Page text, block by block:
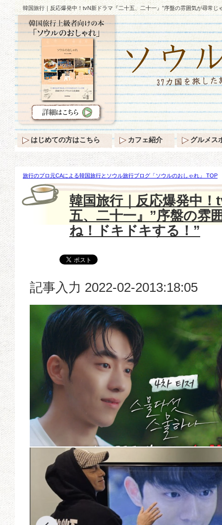
韓国旅行｜反応爆発中！tvN新ドラマ『二十五、二十一』”序盤の雰囲気が尋常じ
旅行のプロ元CAによる韓国旅行とソウル旅行ブログ「ソウルのおしゃれ」 TOP
応爆発中！tvN新ドラマ『二十五、二十一』”序盤の雰囲気が尋常じゃないね！ド
韓国旅行｜反応爆発中
五、二十一』”序盤の雰
ね！ドキドキする！”
記事入力 2022-02-2013:18:05
はじめての方はこちら カフェ紹介 グルメス